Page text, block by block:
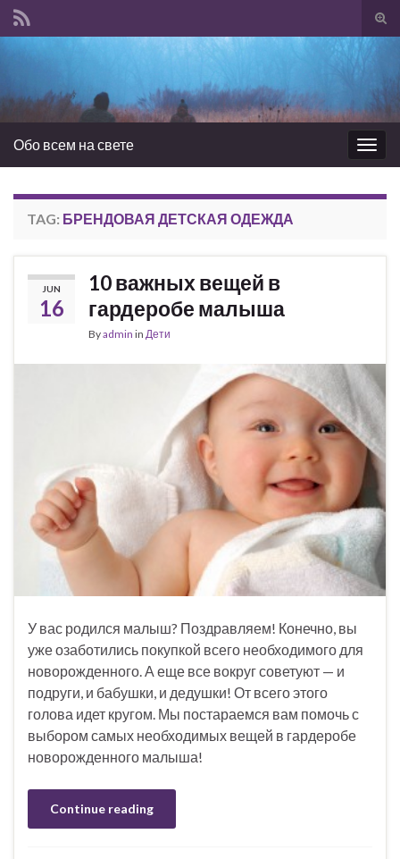
Обо всем на свете
TAG: БРЕНДОВАЯ ДЕТСКАЯ ОДЕЖДА
JUN
16
10 важных вещей в
гардеробе малыша
Byadmin in Дети
У вас родился малыш? Поздравляем! Конечно, вы
уже озаботились покупкой всего необходимого для
новорожденного. А еще все вокруг советуют — и
подруги, и бабушки, и дедушки! От всего этого
голова идет кругом. Мы постараемся вам помочь с
выбором самых необходимых вещей в гардеробе
новорожденного малыша!
Continue reading